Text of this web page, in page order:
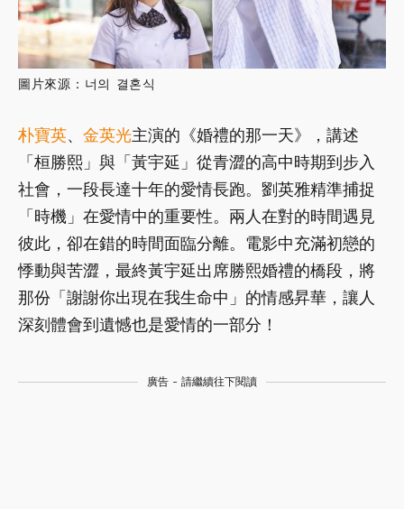
圖片來源：너의 결혼식
朴寶英、 金英光主演的《婚禮的那一天》，講述
「桓勝熙」與「黃宇延」從青澀的高中時期到步入
社會，一段長達十年的愛情長跑。劉英雅精準捕捉
「時機」在愛情中的重要性。兩人在對的時間遇見
彼此，卻在錯的時間面臨分離。電影中充滿初戀的
悸動與苦澀，最終黃宇延出席勝熙婚禮的橋段，將
那份「謝謝你出現在我生命中」的情感昇華，讓人
深刻體會到遺憾也是愛情的一部分！
廣告 - 請繼續往下閱讀